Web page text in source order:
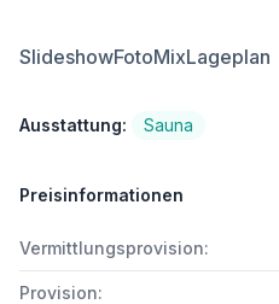
SlideshowFotoMixLageplan
Ausstattung: Sauna
Preisinformationen
Vermittlungsprovision:
Provision: